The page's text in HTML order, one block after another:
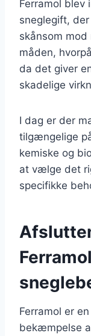
Ferramol blev
sneglegift,
skånsom
måden,
da det giver
skadelige
I dag er der
tilgængelige
kemiske og
at vælge det
specifikke
Ferramol er
bekæmpelse